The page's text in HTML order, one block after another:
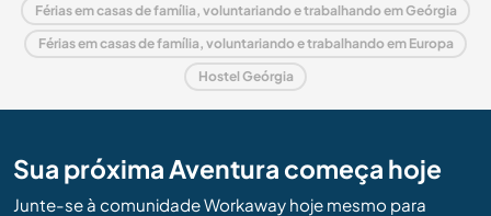
Férias em casas de família, voluntariando e trabalhando em Geórgia
Férias em casas de família, voluntariando e trabalhando em Europa
Hostel Geórgia
Sua próxima Aventura começa hoje
Junte-se à comunidade Workaway hoje mesmo para